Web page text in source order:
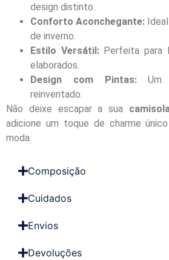
design distinto.
Conforto Aconchegante:
de inverno.
Estilo Versátil:Perfeita para
elaborados.
Design com Pintas:Um
reinventado.
Não deixe escapar a sua
adicione um toque de charme
moda.
Composição
Cuidados
Envios
Devoluções